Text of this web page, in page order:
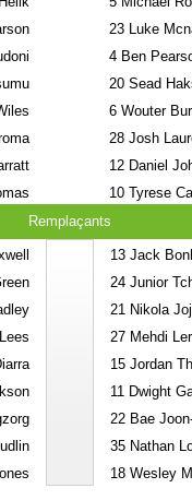
23 Luke
4 Ben
20 Sead
6 Wouter
28 Josh
12 Daniel
10 Tyrese
Remplaçants
13 Jack
24 Junior
21 Nikola
27 Mehdi
15 Jordan
11 Dwight
22 Bae
35 Nathan
18 Wesley